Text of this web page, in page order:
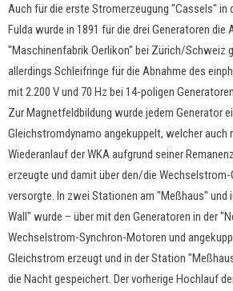
Auch für die erste Stromerzeugung "Cassels" in
Fulda wurde in 1891 für die drei Generatoren die
"Maschinenfabrik Oerlikon" bei Zürich/Schweiz
allerdings Schleifringe für die Abnahme des
mit 2.200 V und 70 Hz bei 14-poligen
Zur Magnetfeldbildung wurde jedem Generator
Gleichstromdynamo angekuppelt, welcher auch
Wiederanlauf der WKA aufgrund seiner
erzeugte und damit über den/die
versorgte. In zwei Stationen am "Meßhaus" und
Wall" wurde – über mit den Generatoren in der
Wechselstrom-Synchron-Motoren und
Gleichstrom erzeugt und in der Station
die Nacht gespeichert. Der vorherige Hochlauf